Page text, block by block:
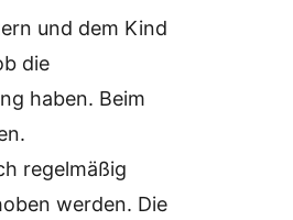
und dem Kind
die
haben. Beim
regelmäßig
werden. Die